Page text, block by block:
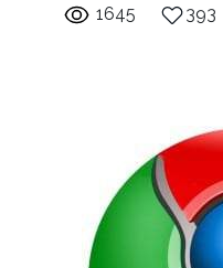
1645 393